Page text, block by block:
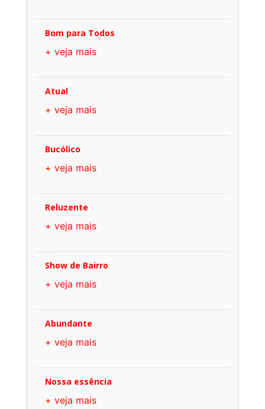
Bom para Todos
+ veja mais
Atual
+ veja mais
Bucólico
+ veja mais
Reluzente
+ veja mais
Show de Bairro
+ veja mais
Abundante
+ veja mais
Nossa essência
+ veja mais